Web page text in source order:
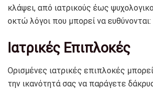
κλάψει, από ιατρικούς έως
οκτώ λόγοι που μπορεί να ευθύνονται:
Iατρικές Επιπλοκές
Ορισμένες ιατρικές επιπλοκές
την ικανότητά σας να παράγετε